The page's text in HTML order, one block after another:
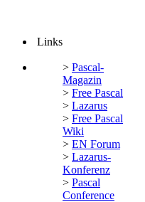
Links
> Pascal-
Magazin
> Free Pascal
> Lazarus
> Free Pascal
Wiki
> EN Forum
> Lazarus-
Konferenz
> Pascal
Conference